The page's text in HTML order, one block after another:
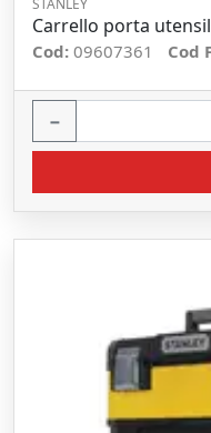
STANLEY
Carrello porta
Cod: 09607361 Cod
−